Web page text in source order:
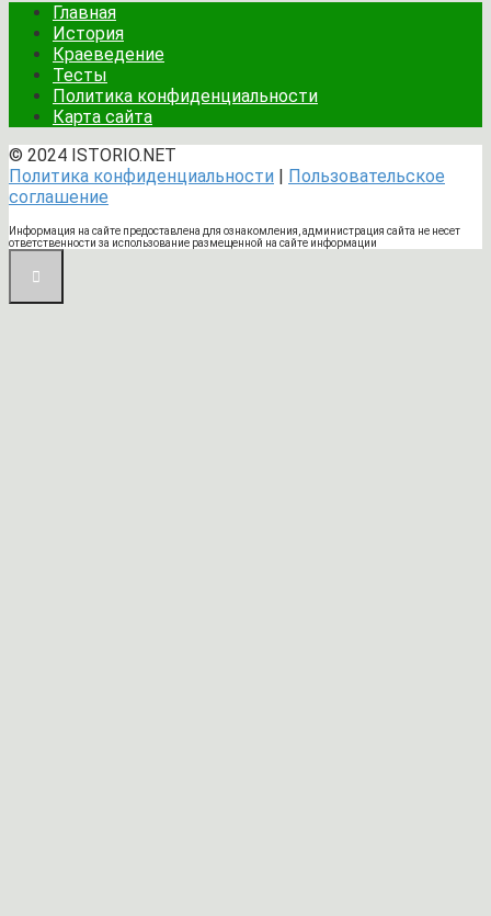
Главная
История
Краеведение
Тесты
Политика конфиденциальности
Карта сайта
© 2024 ISTORIO.NET
Политика конфиденциальности | Пользовательское
соглашение
Информация на сайте предоставлена для ознакомления, администрация сайта не несет
ответственности за использование размещенной на сайте информации